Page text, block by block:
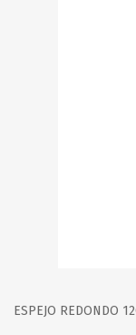
ESPEJO REDONDO